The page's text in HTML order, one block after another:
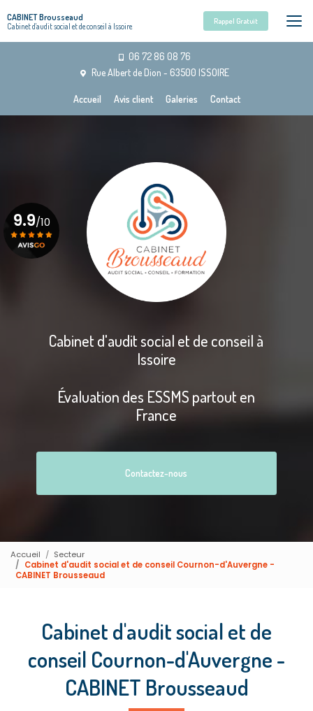
au
contenu
principal
06 72 86 08 76
Rue Albert de Dion - 63500 ISSOIRE
Accueil
Avis client Galeries Contact
CABINET Brousseaud
Cabinet d'audit social et de conseil à Issoire Rappel Gratuit
Cabinet d'audit social et de conseil à
Issoire
Évaluation des ESSMS partout en
France
Contactez-nous
9.9/10
Accueil
Secteur
Cabinet d'audit social et de conseil Cournon-d'Auvergne -
CABINET Brousseaud
Cabinet d'audit social et de
conseil Cournon-d'Auvergne -
CABINET Brousseaud